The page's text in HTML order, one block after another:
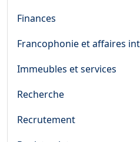
Finances
Francophonie et affaires
Immeubles et services
Recherche
Recrutement